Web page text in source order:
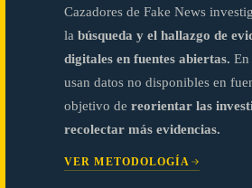
Cazadores de Fake News
la búsqueda y el hallazgo de
digitales en fuentes abiertas. En
usan datos no disponibles en
objetivo de reorientar las
recolectar más evidencias.
VER METODOLOGÍA